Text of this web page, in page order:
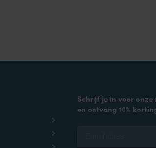
Schrijf je in voor onze
en ontvang 10%